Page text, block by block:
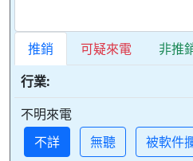
推銷 可疑來電
非推
行業:
不明來電
不詳
無聽
被軟件